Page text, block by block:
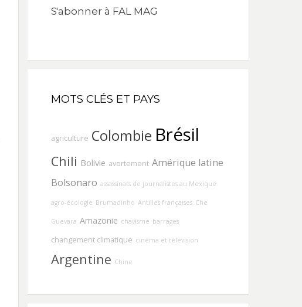
S'abonner à FAL MAG
MOTS CLÉS ET PAYS
agriculture Colombie Brésil
Chili Bolivie avortement Amérique latine
Bolsonaro assassinats de journalistes au Mexique
agro-écologie Brumadinho Antilles françaises Che
Guevara Amazonie chavisme barrages
changement climatique cinéma et télévision
Argentine Chine